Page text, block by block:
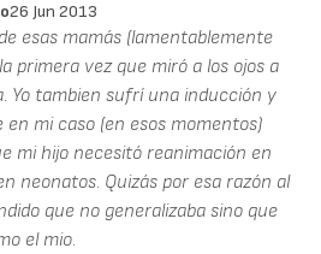
26 Jun 2013
esas mamás (lamentablemente
primera vez que miró a los ojos a
Yo tambien sufrí una inducción y
en mi caso (en esos momentos)
mi hijo necesitó reanimación en
neonatos. Quizás por esa razón al
que no generalizaba sino que
el mio.